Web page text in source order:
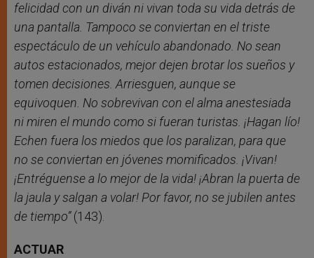
felicidad con un diván ni vivan toda su vida detrás de
una pantalla. Tampoco se conviertan en el triste
espectáculo de un vehículo abandonado. No sean
autos estacionados, mejor dejen brotar los sueños y
tomen decisiones. Arriesguen, aunque se
equivoquen. No sobrevivan con el alma anestesiada
ni miren el mundo como si fueran turistas. ¡Hagan lío!
Echen fuera los miedos que los paralizan, para que
no se conviertan en jóvenes momificados. ¡Vivan!
¡Entréguense a lo mejor de la vida! ¡Abran la puerta de
la jaula y salgan a volar! Por favor, no se jubilen antes
de tiempo”(143).
ACTUAR